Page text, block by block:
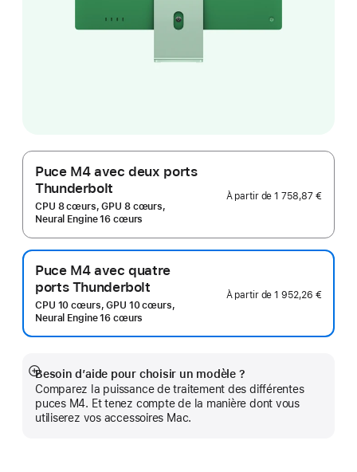
Puce M4 avec deux ports
Thunderbolt
CPU 8 cœurs, GPU 8 cœurs,
Neural Engine 16 cœurs
À partir de1 758,87 €
Puce M4 avec quatre
ports Thunderbolt
CPU 10 cœurs, GPU 10 cœurs,
Neural Engine 16 cœurs
À partir de1 952,26 €
Besoin d’aide pour choisir un modèle ?
Comparez la puissance de traitement des différentes
puces M4. Et tenez compte de la manière dont vous
utiliserez vos accessoires Mac.
Afficher
plus